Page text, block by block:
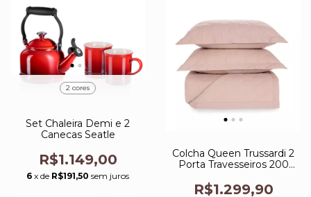
2 cores
Set Chaleira Demi e 2
Canecas Seatle
R$1.149,00
6 x de R$191,50 sem juros
Colcha Queen Trussardi 2
Porta Travesseiros 200
Montanelli Rosa Quartzo
R$1.299,90